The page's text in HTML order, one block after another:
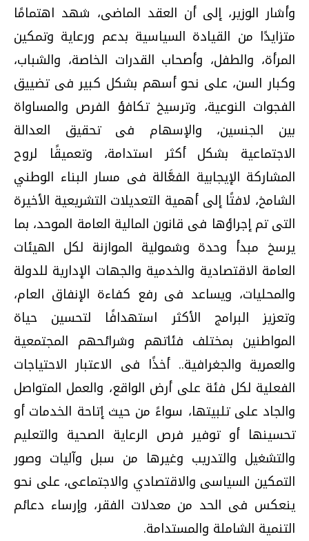
وأشار الوزير، إلى أن العقد الماضى، شهد اهتمامًا
متزايدًا من القيادة السياسية بدعم ورعاية وتمكين
المرأة، والطفل، وأصحاب القدرات الخاصة، والشباب،
وكبار السن، على نحو أسهم بشكل كبير فى تضييق
الفجوات النوعية، وترسيخ تكافؤ الفرص والمساواة
بين الجنسين، والإسهام فى تحقيق العدالة
الاجتماعية بشكل أكثر استدامة، وتعميقًا لروح
المشاركة الإيجابية الفعَّالة فى مسار البناء الوطني
الشامخ، لافتًا إلى أهمية التعديلات التشريعية الأخيرة
التى تم إجراؤها فى قانون المالية العامة الموحد، بما
يرسخ مبدأ وحدة وشمولية الموازنة لكل الهيئات
العامة الاقتصادية والخدمية والجهات الإدارية للدولة
والمحليات، ويساعد فى رفع كفاءة الإنفاق العام،
وتعزيز البرامج الأكثر استهدافًا لتحسين حياة
المواطنين بمختلف فئاتهم وشرائحهم المجتمعية
والعمرية والجغرافية.. أخذًا فى الاعتبار الاحتياجات
الفعلية لكل فئة على أرض الواقع، والعمل المتواصل
والجاد على تلبيتها، سواءً من حيث إتاحة الخدمات أو
تحسينها أو توفير فرص الرعاية الصحية والتعليم
والتشغيل والتدريب وغيرها من سبل وآليات وصور
التمكين السياسى والاقتصادي والاجتماعى، على نحو
ينعكس فى الحد من معدلات الفقر، وإرساء دعائم
التنمية الشاملة والمستدامة.